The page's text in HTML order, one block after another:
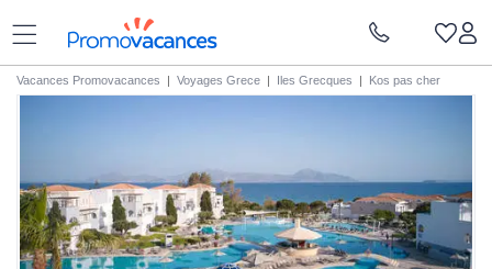
Vacances Promovacances | Voyages Grece | Iles Grecques | Kos pas cher